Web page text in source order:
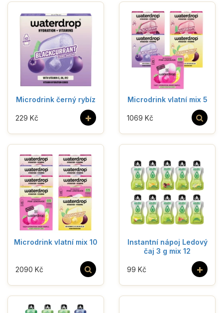
Microdrink černý rybíz
+
229 Kč
Microdrink vlatní mix 5
1069 Kč
Microdrink vlatní mix 10
2090 Kč
Instantní nápoj Ledový
čaj 3 g mix 12
+
99 Kč